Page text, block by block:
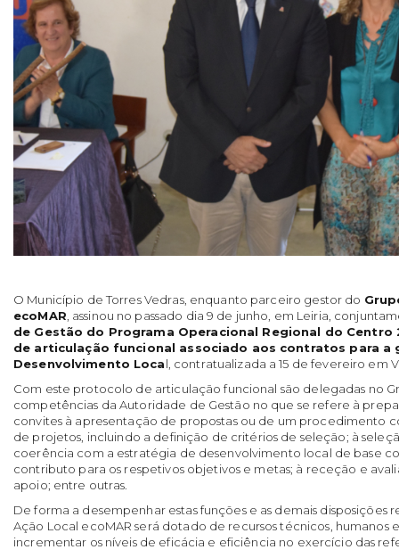
O Município de Torres Vedras, enquanto parceiro gestor do
ecoMAR , assinou no passado dia 9 de junho, em Leiria,
de Gestão do Programa Operacional Regional do Centro
de articulação funcional associado aos contratos para a
Desenvolvimento Local, contratualizada a 15 de fevereiro em
Com este protocolo de articulação funcional são delegadas no
competências da Autoridade de Gestão no que se refere à
convites à apresentação de propostas ou de um procedimento
de projetos, incluindo a definição de critérios de seleção; à
coerência com a estratégia de desenvolvimento local de base
contributo para os respetivos objetivos e metas; à receção e
apoio; entre outras.
De forma a desempenhar estas funções e as demais disposições
Ação Local ecoMAR será dotado de recursos técnicos, humanos
incrementar os níveis de eficácia e eficiência no exercício das